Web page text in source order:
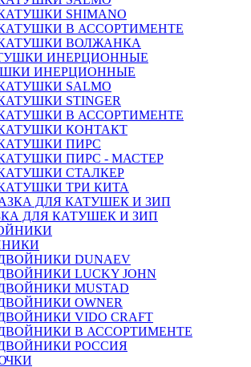
SHIMANO
В АССОРТИМЕНТЕ
ВОЛЖАНКА
ИНЕРЦИОННЫЕ
SALMO
STINGER
В АССОРТИМЕНТЕ
КОНТАКТ
ПИРС
ПИРС - МАСТЕР
СТАЛКЕР
ТРИ КИТА
ДЛЯ КАТУШЕК И ЗИП
DUNAEV
LUCKY JOHN
MUSTAD
OWNER
VIDO CRAFT
В АССОРТИМЕНТЕ
РОССИЯ